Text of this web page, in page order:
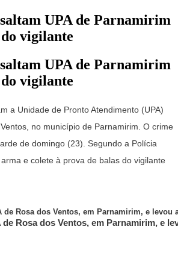
UPA de Parnamirim
vigilante
UPA de Parnamirim
vigilante
a Unidade de Pronto Atendimento (UPA)
no município de Parnamirim. O crime
de domingo (23). Segundo a Polícia
e colete à prova de balas do vigilante
Rosa dos Ventos, em Parnamirim, e